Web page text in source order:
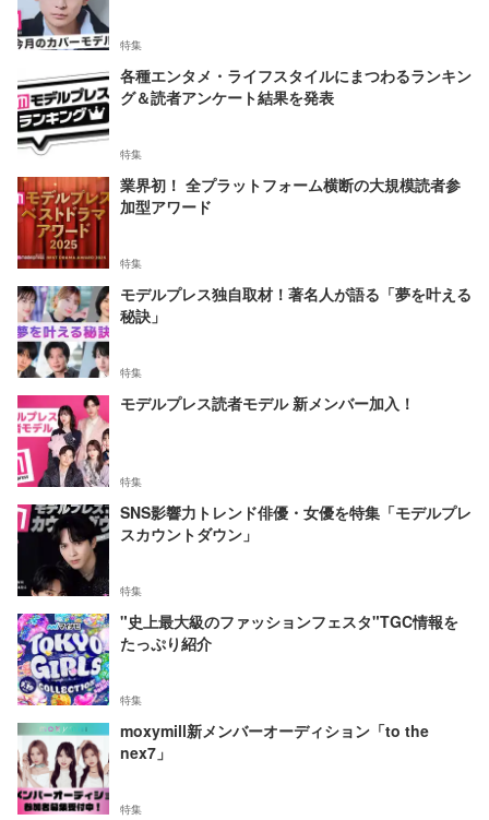
特集
各種エンタメ・ライフスタイルにまつわるランキン
グ＆読者アンケート結果を発表
特集
業界初！ 全プラットフォーム横断の大規模読者参
加型アワード
特集
モデルプレス独自取材！著名人が語る「夢を叶える
秘訣」
特集
モデルプレス読者モデル 新メンバー加入！
特集
SNS影響力トレンド俳優・女優を特集「モデルプレ
スカウントダウン」
特集
"史上最大級のファッションフェスタ"TGC情報を
たっぷり紹介
特集
moxymill新メンバーオーディション「to the
nex7」
特集